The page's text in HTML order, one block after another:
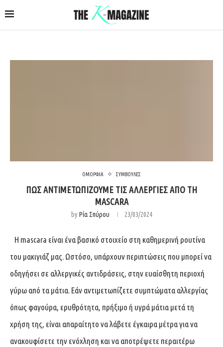
ΟΜΟΡΦΙΑ ΣΥΜΒΟΥΛΕΣ
ΠΩΣ ΑΝΤΙΜΕΤΩΠΙΖΟΥΜΕ ΤΙΣ ΑΛΛΕΡΓΙΕΣ ΑΠΟ ΤΗ
MASCARA
byΡία Σπύρου 23/03/2024
Η mascara είναι ένα βασικό στοιχείο στη καθημερινή ρουτίνα
του μακιγιάζ μας. Ωστόσο, υπάρχουν περιπτώσεις που μπορεί να
οδηγήσει σε αλλεργικές αντιδράσεις, στην ευαίσθητη περιοχή
γύρω από τα μάτια. Εάν αντιμετωπίζετε συμπτώματα αλλεργίας
όπως φαγούρα, ερυθρότητα, πρήξιμο ή υγρά μάτια μετά τη
χρήση της, είναι απαραίτητο να λάβετε έγκαιρα μέτρα για να
ανακουφίσετε την ενόχληση και να αποτρέψετε περαιτέρω